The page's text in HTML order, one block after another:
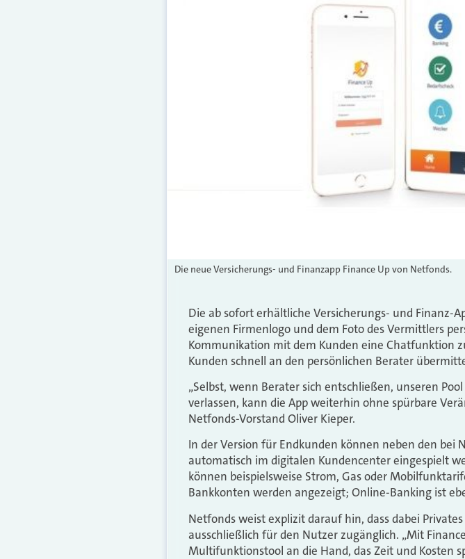
Die neue Versicherungs- und Finanzapp Finance Up von Netfonds.
Die ab sofort erhältliche Versicherungs- und Finanz-
eigenen Firmenlogo und dem Foto des Vermittlers
Kommunikation mit dem Kunden eine Chatfunktion
Kunden schnell an den persönlichen Berater
„Selbst, wenn Berater sich entschließen, unseren
verlassen, kann die App weiterhin ohne spürbare
Netfonds-Vorstand Oliver Kieper.
In der Version für Endkunden können neben den
automatisch im digitalen Kundencenter eingespielt
können beispielsweise Strom, Gas oder
Bankkonten werden angezeigt; Online-Banking ist
Netfonds weist explizit darauf hin, dass dabei
ausschließlich für den Nutzer zugänglich. „Mit
Multifunktionstool an die Hand, das Zeit und Kosten